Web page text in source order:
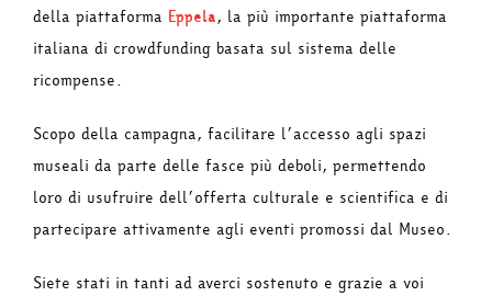
della piattaforma Eppela, la più importante piattaforma
italiana di crowdfunding basata sul sistema delle
ricompense.
Scopo della campagna, facilitare l’accesso agli spazi
museali da parte delle fasce più deboli, permettendo
loro di usufruire dell’offerta culturale e scientifica e di
partecipare attivamente agli eventi promossi dal Museo.
Siete stati in tanti ad averci sostenuto e grazie a voi